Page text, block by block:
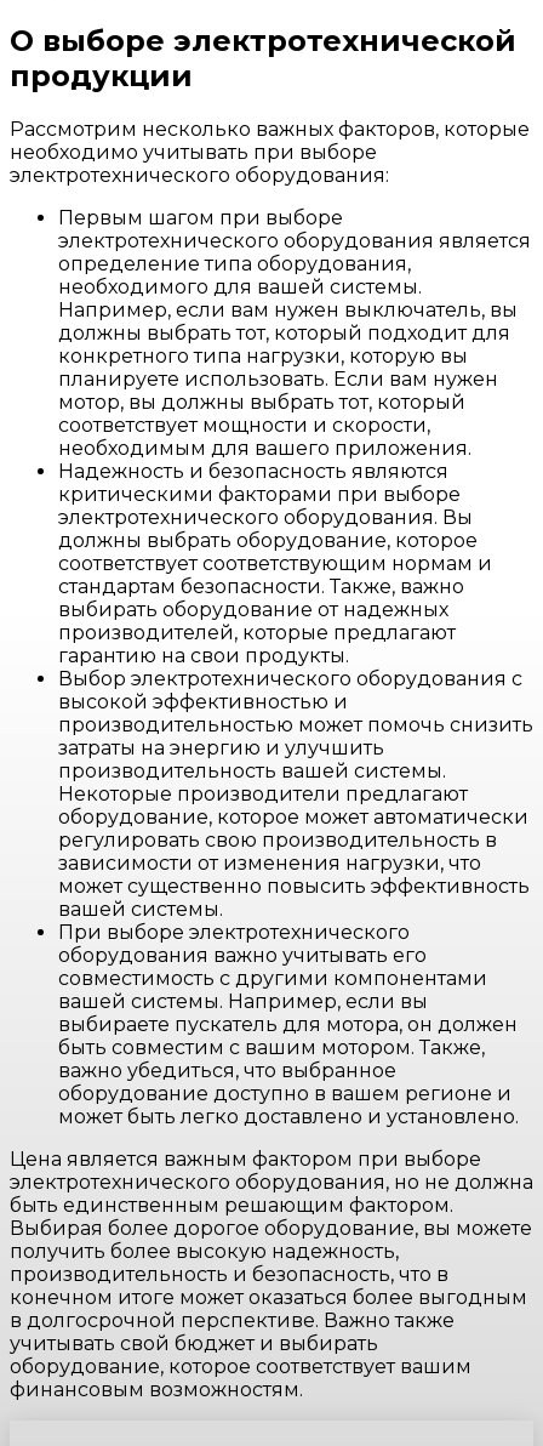
О выборе электротехнической
продукции
Рассмотрим несколько важных факторов, которые
необходимо учитывать при выборе
электротехнического оборудования:
Первым шагом при выборе
электротехнического оборудования является
определение типа оборудования,
необходимого для вашей системы.
Например, если вам нужен выключатель, вы
должны выбрать тот, который подходит для
конкретного типа нагрузки, которую вы
планируете использовать. Если вам нужен
мотор, вы должны выбрать тот, который
соответствует мощности и скорости,
необходимым для вашего приложения.
Надежность и безопасность являются
критическими факторами при выборе
электротехнического оборудования. Вы
должны выбрать оборудование, которое
соответствует соответствующим нормам и
стандартам безопасности. Также, важно
выбирать оборудование от надежных
производителей, которые предлагают
гарантию на свои продукты.
Выбор электротехнического оборудования с
высокой эффективностью и
производительностью может помочь снизить
затраты на энергию и улучшить
производительность вашей системы.
Некоторые производители предлагают
оборудование, которое может автоматически
регулировать свою производительность в
зависимости от изменения нагрузки, что
может существенно повысить эффективность
вашей системы.
При выборе электротехнического
оборудования важно учитывать его
совместимость с другими компонентами
вашей системы. Например, если вы
выбираете пускатель для мотора, он должен
быть совместим с вашим мотором. Также,
важно убедиться, что выбранное
оборудование доступно в вашем регионе и
может быть легко доставлено и установлено.
Цена является важным фактором при выборе
электротехнического оборудования, но не должна
быть единственным решающим фактором.
Выбирая более дорогое оборудование, вы можете
получить более высокую надежность,
производительность и безопасность, что в
конечном итоге может оказаться более выгодным
в долгосрочной перспективе. Важно также
учитывать свой бюджет и выбирать
оборудование, которое соответствует вашим
финансовым возможностям.